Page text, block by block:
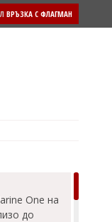
ВРЪЗКА С ФЛАГМАН
One на
до